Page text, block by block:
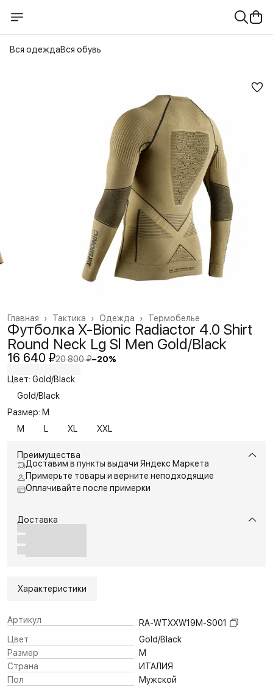
Вся одеждаВся обувь
Термобелье
Одежда ›
Тактика ›
Главная ›
Футболка X-Bionic Radiactor 4.0 Shirt
Round Neck Lg Sl Men Gold/Black
16 640 ₽20 800 ₽−20%
Цвет: Gold/Black
Gold/Black
Размер: M
M
L XL XXL
Преимущества
Доставим в пункты выдачи Яндекс Маркета
Примерьте товары и верните неподходящие
Оплачивайте после примерки
Доставка
Характеристики
Артикул
RA-WTXXW19M-S001
Цвет
Gold/Black
Размер
M
Страна
ИТАЛИЯ
Пол
Мужской